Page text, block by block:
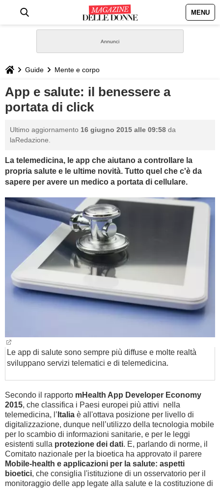
MENU
STILE
BIOGRAFIE
DEFINIZIONI
GASTRONOMIA
CAPELLI
SESSO
DIETA
GUIDE
Guide Mente e corpo
App e salute: il benessere a
portata di click
Ultimo aggiornamento 16 giugno 2015 alle 09:58 da
laRedazione.
La telemedicina, le app che aiutano a controllare la
propria salute e le ultime novità. Tutto quel che c'è da
sapere per avere un medico a portata di cellulare.
Le app di salute sono sempre più diffuse e molte realtà
sviluppano servizi telematici e di telemedicina.
Secondo il rapporto mHealth App Developer Economy
2015, che classifica i Paesi europei più attivi nella
telemedicina, l’ Italia è all'ottava posizione per livello di
digitalizzazione, dunque nell’utilizzo della tecnologia mobile
per lo scambio di informazioni sanitarie, e per le leggi
esistenti sulla protezione dei dati. E, parlando di norme, il
Comitato nazionale per la bioetica ha approvato il parere
Mobile-health e applicazioni per la salute: aspetti
bioetici, che consiglia l'istituzione di un osservatorio per il
monitoraggio delle app legate alla salute e la costituzione di